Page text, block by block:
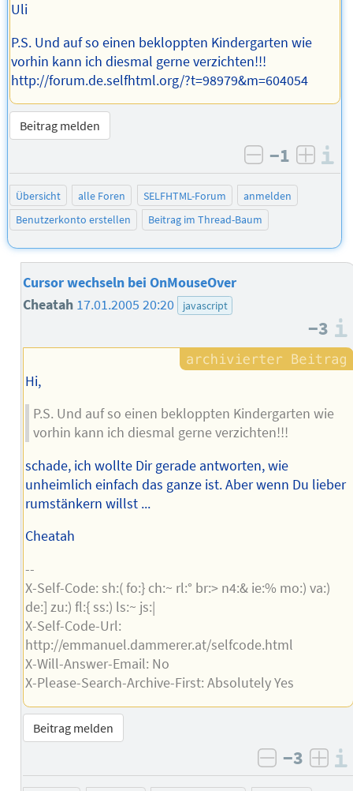
Uli
P.S. Und auf so einen bekloppten Kindergarten wie
vorhin kann ich diesmal gerne verzichten!!!
http://forum.de.selfhtml.org/?t=98979&m=604054
Beitrag melden
negativ
−1
Übersicht alle Foren SELFHTML-Forum
anmelden
Benutzerkonto erstellen
Beitrag im Thread-Baum
Cursor wechseln bei OnMouseOver
Cheatah 17.01.2005 20:20 javascript
−3
Hi,
P.S. Und auf so einen bekloppten Kindergarten wie
vorhin kann ich diesmal gerne verzichten!!!
schade, ich wollte Dir gerade antworten, wie
unheimlich einfach das ganze ist. Aber wenn Du lieber
rumstänkern willst ...
Cheatah
--
X-Self-Code: sh:( fo:} ch:~ rl:° br:> n4:& ie:% mo:) va:)
de:] zu:) fl:{ ss:) ls:~ js:|
X-Self-Code-Url:
http://emmanuel.dammerer.at/selfcode.html
X-Will-Answer-Email: No
X-Please-Search-Archive-First: Absolutely Yes
Beitrag melden
negativ
−3